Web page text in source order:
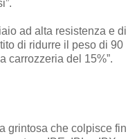
ad alta resistenza e di
di ridurre il peso di 90
carrozzeria del 15%”.
grintosa che colpisce fin